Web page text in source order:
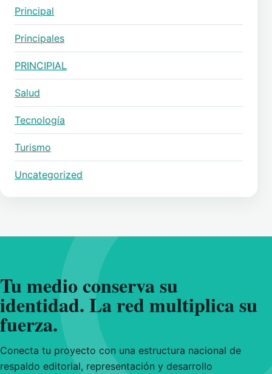
Principal
Principales
PRINCIPIAL
Salud
Tecnología
Turismo
Uncategorized
Tu medio conserva su
identidad. La red multiplica su
fuerza.
Conecta tu proyecto con una estructura nacional de
respaldo editorial, representación y desarrollo